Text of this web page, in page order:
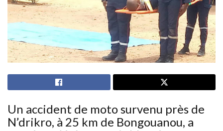
Un accident de moto survenu près de
N’drikro, à 25 km de Bongouanou, a